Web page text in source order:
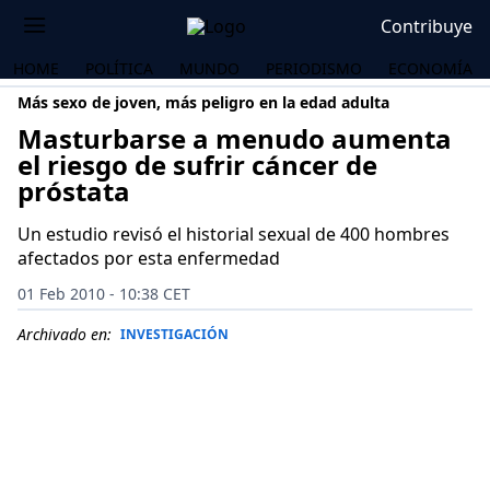
Contribuye
HOME POLÍTICA MUNDO PERIODISMO
ECONOMÍA
Más sexo de joven, más peligro en la edad adulta
Masturbarse a menudo aumenta
el riesgo de sufrir cáncer de
próstata
Un estudio revisó el historial sexual de 400 hombres
afectados por esta enfermedad
01 Feb 2010 - 10:38 CET
Archivado en: INVESTIGACIÓN